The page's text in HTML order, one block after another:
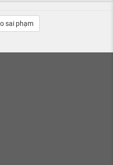
sai phạm